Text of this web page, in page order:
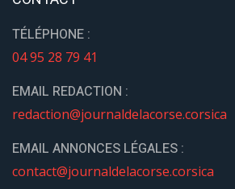
TÉLÉPHONE :
04 95 28 79 41
EMAIL REDACTION :
redaction@journaldelacorse.corsica
EMAIL ANNONCES LÉGALES :
contact@journaldelacorse.corsica